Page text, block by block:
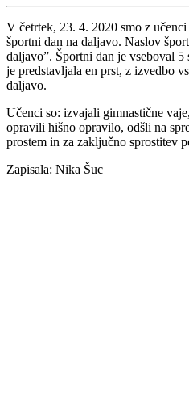
V četrtek, 23. 4. 2020 smo z
športni dan na daljavo. Naslov
daljavo”. Športni dan je vseboval 5
je predstavljala en prst, z izvedbo
daljavo.
Učenci so: izvajali gimnastične
opravili hišno opravilo, odšli na
prostem in za zaključno sprostitev
Zapisala: Nika Šuc